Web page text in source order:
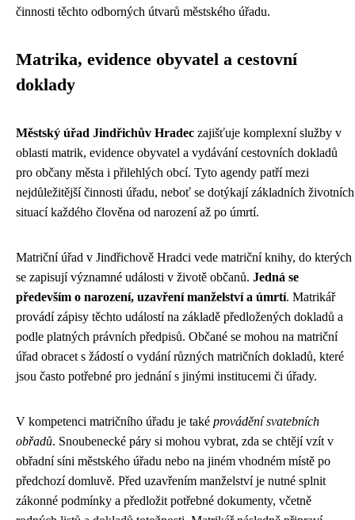
činnosti těchto odborných útvarů městského úřadu.
Matrika, evidence obyvatel a cestovní
doklady
Městský úřad Jindřichův Hradec zajišťuje komplexní služby v
oblasti matrik, evidence obyvatel a vydávání cestovních dokladů
pro občany města i přilehlých obcí. Tyto agendy patří mezi
nejdůležitější činnosti úřadu, neboť se dotýkají základních životních
situací každého člověna od narození až po úmrtí.
Matriční úřad v Jindřichově Hradci vede matriční knihy, do kterých
se zapisují významné události v životě občanů. Jedná se
především o narození, uzavření manželství a úmrtí. Matrikář
provádí zápisy těchto událostí na základě předložených dokladů a
podle platných právních předpisů. Občané se mohou na matriční
úřad obracet s žádostí o vydání různých matričních dokladů, které
jsou často potřebné pro jednání s jinými institucemi či úřady.
V kompetenci matričního úřadu je také provádění svatebních
obřadů. Snoubenecké páry si mohou vybrat, zda se chtějí vzít v
obřadní síni městského úřadu nebo na jiném vhodném místě po
předchozí domluvě. Před uzavřením manželství je nutné splnit
zákonné podmínky a předložit potřebné dokumenty, včetně